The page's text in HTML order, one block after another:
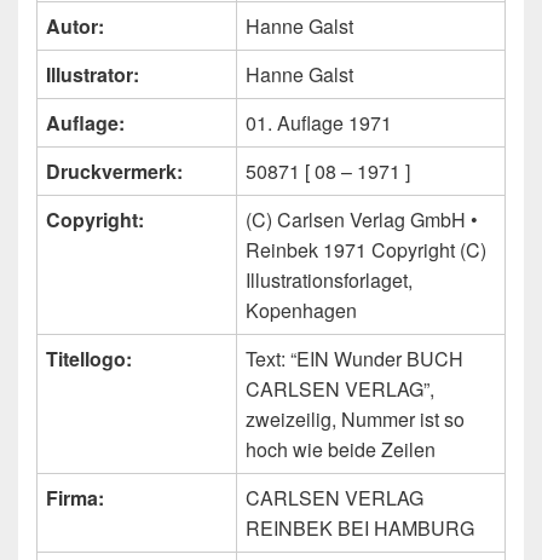
Autor:
Hanne Galst
Illustrator:
Hanne Galst
Auflage:
01. Auflage 1971
Druckvermerk:
50871 [ 08 – 1971 ]
Copyright:
(C) Carlsen Verlag GmbH •
Reinbek 1971 Copyright (C)
Illustrationsforlaget,
Kopenhagen
Titellogo:
Text: “EIN Wunder BUCH
CARLSEN VERLAG”,
zweizeilig, Nummer ist so
hoch wie beide Zeilen
Firma:
CARLSEN VERLAG
REINBEK BEI HAMBURG